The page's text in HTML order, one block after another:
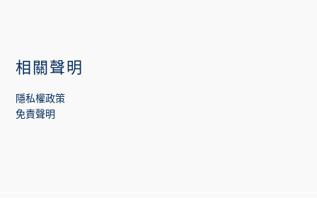
相關聲明
隱私權政策
免責聲明